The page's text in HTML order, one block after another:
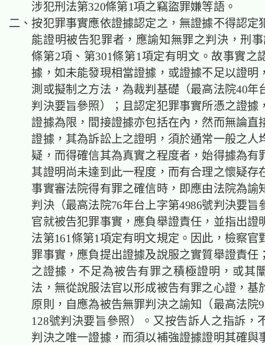
涉犯刑法第320條第1項之竊盜罪嫌等語。
二、按犯罪事實應依證據認定之，無證據不得認定
能證明被告犯罪者，應諭知無罪之判決，刑
條第2項、第301條第1項定有明文。故事實之
據，如未能發現相當證據，或證據不足以證明
測或擬制之方法，為裁判基礎（最高法院40年
判決要旨參照）；且認定犯罪事實所憑之證據
證據為限，間接證據亦包括在內，然而無論直
證據，其為訴訟上之證明，須於通常一般之人
疑，而得確信其為真實之程度者，始得據為有
其證明尚未達到此一程度，而有合理之懷疑存
事實審法院得有罪之確信時，即應由法院為諭
判決（最高法院76年台上字第4986號判決要旨
官就被告犯罪事實，應負舉證責任，並指出證
法第161條第1項定有明文規定。因此，檢察官
罪事實，應負提出證據及說服之實質舉證責任
之證據，不足為被告有罪之積極證明，或其
法，無從說服法官以形成被告有罪之心證，基
原則，自應為被告無罪判決之諭知（最高法院
128號判決要旨參照）。又按告訴人之指訴，
判決之唯一證據，而須以補強證據證明其確與